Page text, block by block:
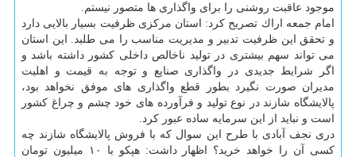
موجود عاقبت روشنی را برای واگذاری ها متصور نیستم.
امام جمعه اراك تصریح كرد: استان مركزی ظرفیت بسیار بالایی دارد
و تحقق این ظرفیت تدبیر و مدیریت مناسب را می طلبد. این استان
می تواند سهم بیشتری در تولید ناخالص داخلی كشور داشته باشد و
اگر شرایط جدیدی در واگذاری صنایع و توجه به قیمت و اهلیت
مدیران صورت نگیرد بطور قطع واگذاری های موفق نخواهد بود،
پالایشگاه شازند در نوع تولید و فرآورده های خود چشم و چراغ كشور
است و نباید از این سرمایه ساده عبور كرد.
دری نجف آبادی با طرح این سوال كه با فروش پالایشگاه شازند چه
كسی آن را خواهد خرید؟ اظهار داشت: هپكو با ۱۰ میلیون تومان